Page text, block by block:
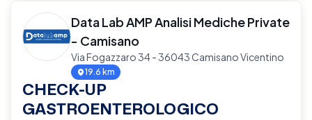
Data Lab AMP Analisi Mediche Private
- Camisano
Via Fogazzaro 34 - 36043 Camisano Vicentino
19.6 km
CHECK-UP
GASTROENTEROLOGICO